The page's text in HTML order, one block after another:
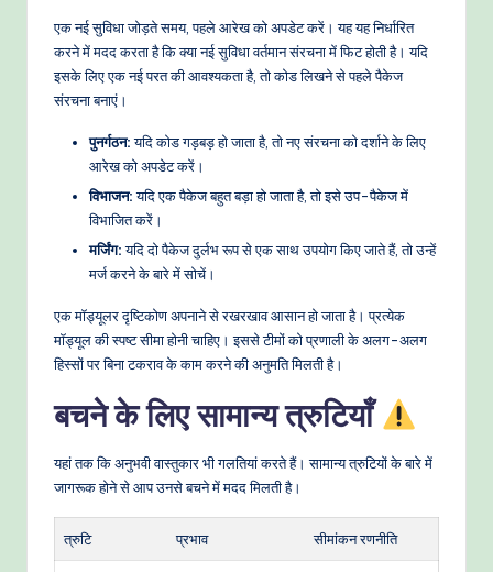
एक नई सुविधा जोड़ते समय, पहले आरेख को अपडेट करें। यह यह निर्धारित
करने में मदद करता है कि क्या नई सुविधा वर्तमान संरचना में फिट होती है। यदि
इसके लिए एक नई परत की आवश्यकता है, तो कोड लिखने से पहले पैकेज
संरचना बनाएं।
पुनर्गठन:यदि कोड गड़बड़ हो जाता है, तो नए संरचना को दर्शाने के लिए
आरेख को अपडेट करें।
विभाजन:यदि एक पैकेज बहुत बड़ा हो जाता है, तो इसे उप-पैकेज में
विभाजित करें।
मर्जिंग:यदि दो पैकेज दुर्लभ रूप से एक साथ उपयोग किए जाते हैं, तो उन्हें
मर्ज करने के बारे में सोचें।
एक मॉड्यूलर दृष्टिकोण अपनाने से रखरखाव आसान हो जाता है। प्रत्येक
मॉड्यूल की स्पष्ट सीमा होनी चाहिए। इससे टीमों को प्रणाली के अलग-अलग
हिस्सों पर बिना टकराव के काम करने की अनुमति मिलती है।
बचने के लिए सामान्य त्रुटियाँ
यहां तक कि अनुभवी वास्तुकार भी गलतियां करते हैं। सामान्य त्रुटियों के बारे में
जागरूक होने से आप उनसे बचने में मदद मिलती है।
त्रुटि प्रभाव सीमांकन रणनीति